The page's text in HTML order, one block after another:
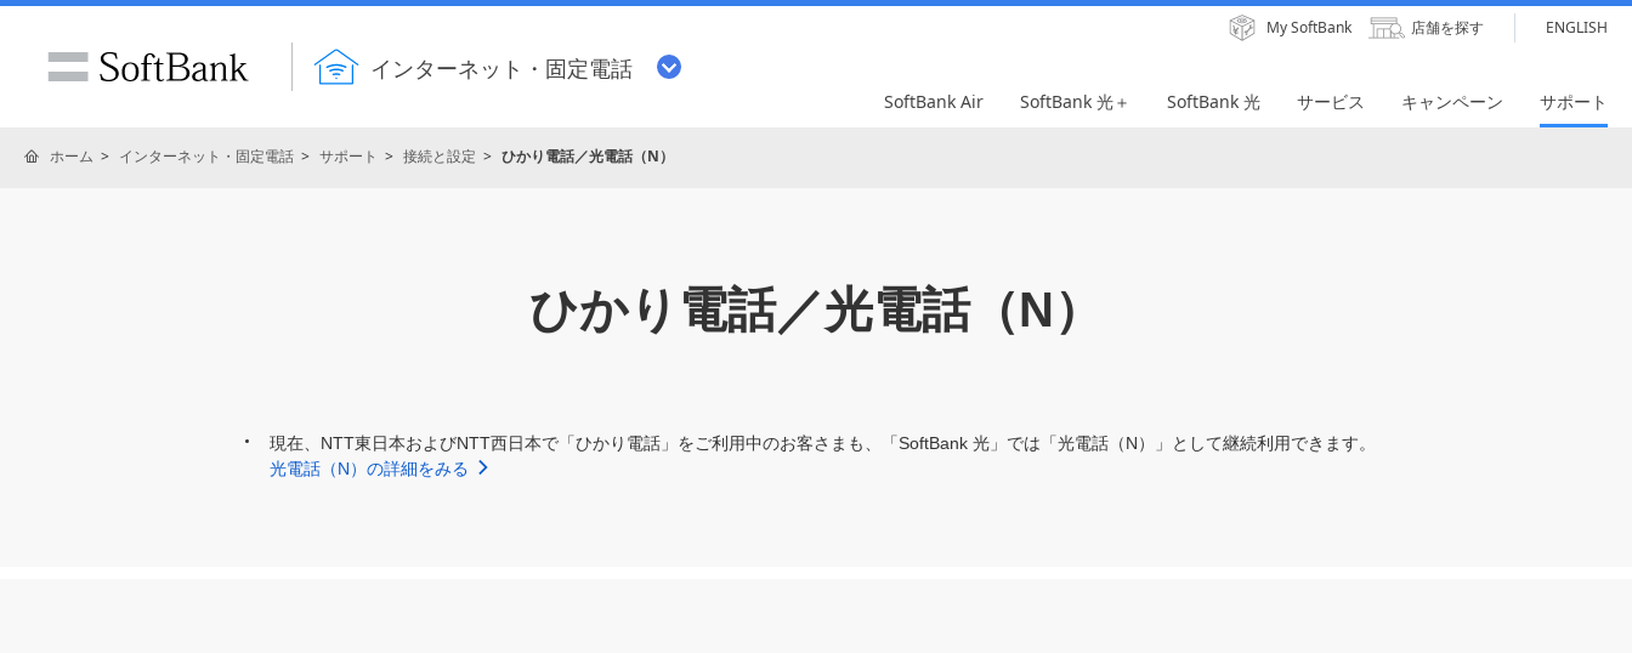
インターネット・固定電話
My SoftBank 店舗を探す ENGLISH
SoftBank Air SoftBank 光＋ SoftBank 光 サービス キャンペーン サポート
ホーム インターネット・固定電話 サポート 接続と設定 ひかり電話／光電話（N）
ひかり電話／光電話（N）
現在、NTT東⽇本およびNTT⻄⽇本で「ひかり電話」をご利⽤中のお客さまも、「SoftBank 光」では「光電話（N）」として継続利⽤できます。
光電話（N）の詳細をみる